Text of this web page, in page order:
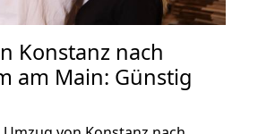
Konstanz nach
am Main: Günstig